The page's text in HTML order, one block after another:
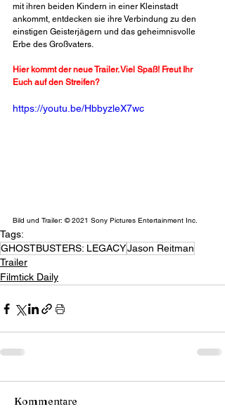
mit ihren beiden Kindern in einer Kleinstadt
ankommt, entdecken sie ihre Verbindung zu den
einstigen Geisterjägern und das geheimnisvolle
Erbe des Großvaters.
Hier kommt der neue Trailer. Viel Spaß! Freut Ihr
Euch auf den Streifen?
https://youtu.be/HbbyzleX7wc
Bild und Trailer: © 2021 Sony Pictures Entertainment Inc.
Tags:
GHOSTBUSTERS: LEGACYJason Reitman
Trailer
Filmtick Daily
Kommentare